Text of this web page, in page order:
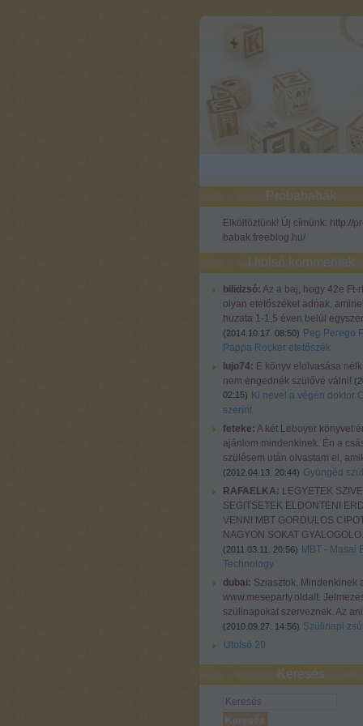
Próbababák
Elköltöztünk! Új címünk: http://
babak.freeblog.hu/
Utolsó kommentek
bilidzsó: Az a baj, hogy 42e Ft-
olyan etetőszéket adnak,
huzata 1-1,5 éven belül
(2014.10.17. 08:50) Peg Perego
Pappa Rocker etetőszék
lujo74: E könyv elolvasása
nem engednék szülővé válni! (
02:15) Ki nevel a végén doktor
szerint
feteke: A két Leboyer könyvet
ajánlom mindenkinek. Én a
szülésem után olvastam el,
(2012.04.13. 20:44) Gyöngéd
RAFAELKA: LEGYETEK
SEGITSETEK ELDONTENI
VENNI MBT GORDULOS
NAGYON SOKAT
(2011.03.11. 20:56) MBT - Masai
Technology
dubai: Sziasztok, Mindenkinek
www.meseparty.oldalt.
szülinapokat szerveznek. Az
(2010.09.27. 14:56) Szülinapi
Utolsó 20
Keresés